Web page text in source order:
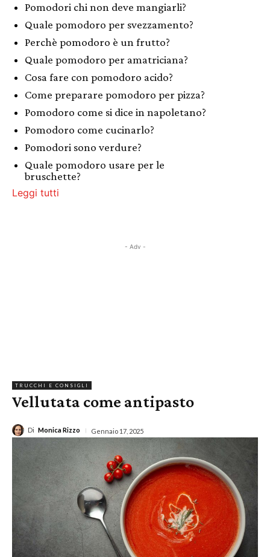
Pomodori chi non deve mangiarli?
Quale pomodoro per svezzamento?
Perchè pomodoro è un frutto?
Quale pomodoro per amatriciana?
Cosa fare con pomodoro acido?
Come preparare pomodoro per pizza?
Pomodoro come si dice in napoletano?
Pomodoro come cucinarlo?
Pomodori sono verdure?
Quale pomodoro usare per le
bruschette?
Leggi tutti
- Adv -